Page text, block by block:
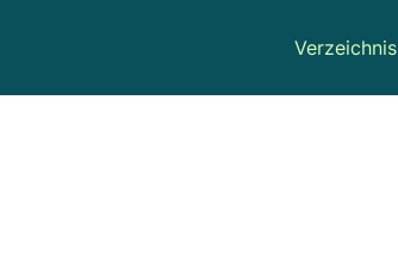
Verzeichnis